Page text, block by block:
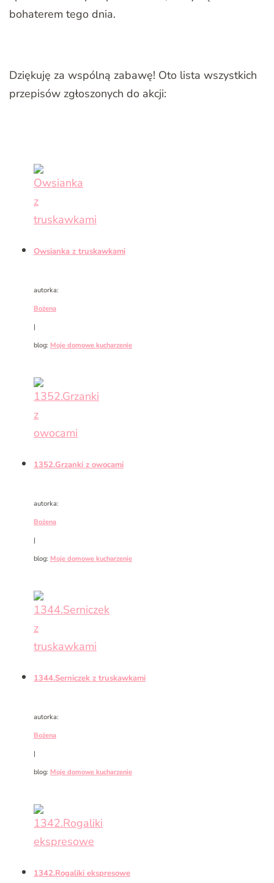
bohaterem tego dnia.
Dziękuję za wspólną zabawę! Oto lista wszystkich
przepisów zgłoszonych do akcji:
Owsianka z truskawkami
autorka:
Bożena
|
blog: Moje domowe kucharzenie
1352.Grzanki z owocami
autorka:
Bożena
|
blog: Moje domowe kucharzenie
1344.Serniczek z truskawkami
autorka:
Bożena
|
blog: Moje domowe kucharzenie
1342.Rogaliki ekspresowe